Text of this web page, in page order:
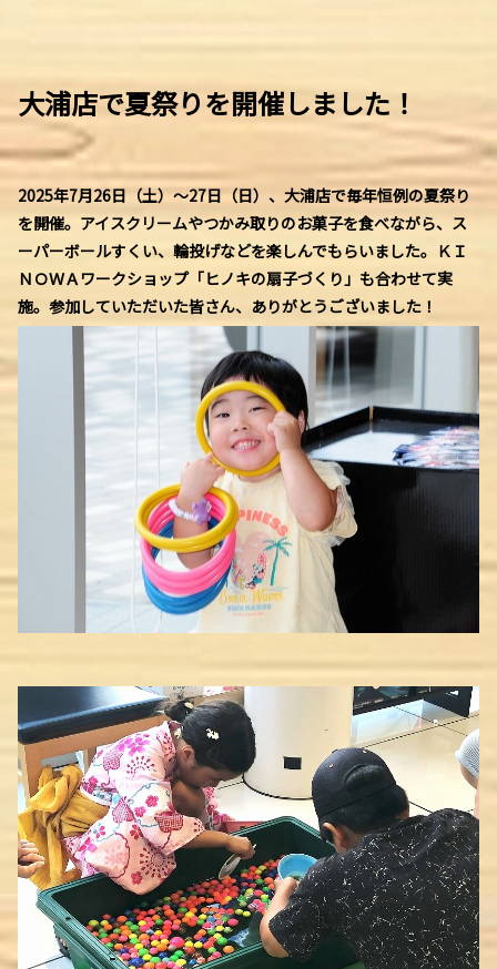
大浦店で夏祭りを開催しました！
2025年7月26日（土）～27日（日）、大浦店で毎年恒例の夏祭り
を開催。アイスクリームやつかみ取りのお菓子を食べながら、ス
ーパーボールすくい、輪投げなどを楽しんでもらいました。ＫＩ
ＮＯＷＡワークショップ「ヒノキの扇子づくり」も合わせて実
施。参加していただいた皆さん、ありがとうございました！